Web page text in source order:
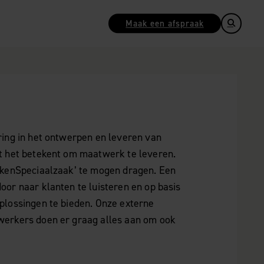
Maak een afspraak
in het ontwerpen en leveren van
het betekent om maatwerk te leveren.
te mogen dragen. Een
naar klanten te luisteren en op basis
te bieden. Onze externe
doen er graag alles aan om ook